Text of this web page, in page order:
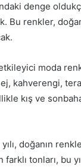
denge
Bu renkler,
moda
kahverengi,
kış ve
doğanın
farklı tonları, bu